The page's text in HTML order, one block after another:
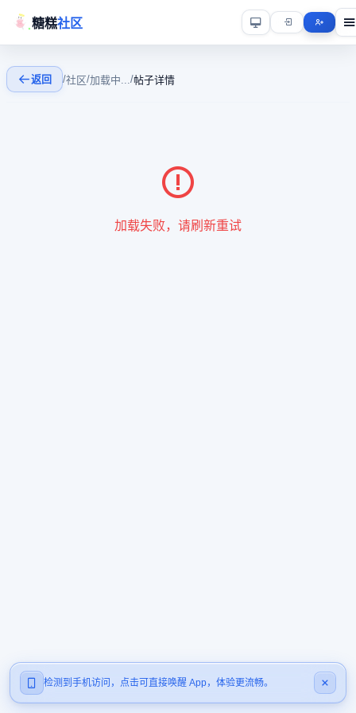
糖糕社区
检测到手机访问，点击可直接唤醒 App，体验更流畅。
返回 /社区/加载中.../帖子详情
加载失败，请刷新重试